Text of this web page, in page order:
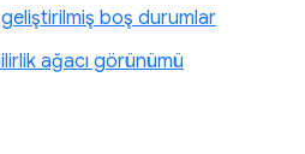
boş durumlar
ağacı görünümü